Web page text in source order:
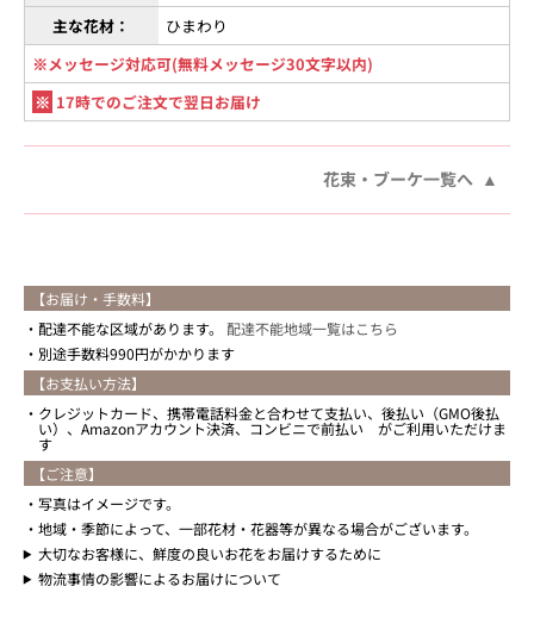
主な花材：
ひまわり
※メッセージ対応可(無料メッセージ30文字以内)
※ 17時でのご注文で翌日お届け
花束・ブーケ一覧へ
【お届け・手数料】
配達不能な区域があります。 配達不能地域一覧はこちら
別途手数料990円がかかります
【お支払い方法】
クレジットカード、携帯電話料金と合わせて支払い、後払い（GMO後払
い）、Amazonアカウント決済、コンビニで前払い がご利用いただけま
す
【ご注意】
写真はイメージです。
地域・季節によって、一部花材・花器等が異なる場合がございます。
大切なお客様に、鮮度の良いお花をお届けするために
物流事情の影響によるお届けについて